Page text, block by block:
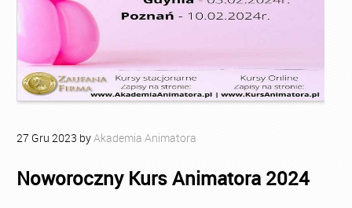
27 Gru 2023 byAkademia Animatora
Noworoczny Kurs Animatora 2024